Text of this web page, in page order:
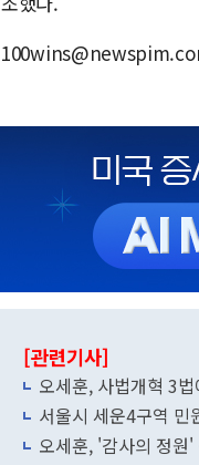
[관련기사]
오세훈, 사법개혁 3
서울시 세운4구역
오세훈, '감사의 정